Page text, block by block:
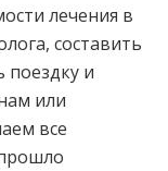
лечения в
составить
поездку и
или
все